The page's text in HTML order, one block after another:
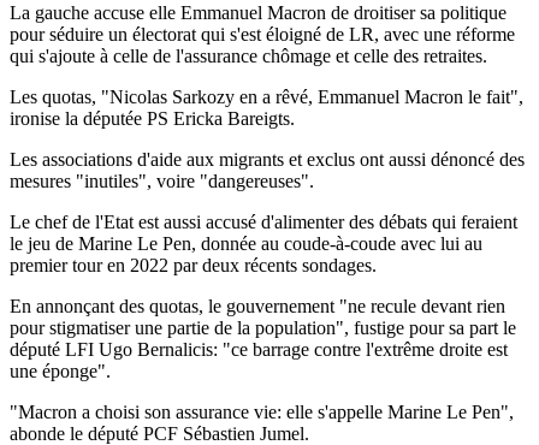
La gauche accuse elle Emmanuel Macron de droitiser sa politique
pour séduire un électorat qui s'est éloigné de LR, avec une réforme
qui s'ajoute à celle de l'assurance chômage et celle des retraites.
Les quotas, "Nicolas Sarkozy en a rêvé, Emmanuel Macron le fait",
ironise la députée PS Ericka Bareigts.
Les associations d'aide aux migrants et exclus ont aussi dénoncé des
mesures "inutiles", voire "dangereuses".
Le chef de l'Etat est aussi accusé d'alimenter des débats qui feraient
le jeu de Marine Le Pen, donnée au coude-à-coude avec lui au
premier tour en 2022 par deux récents sondages.
En annonçant des quotas, le gouvernement "ne recule devant rien
pour stigmatiser une partie de la population", fustige pour sa part le
député LFI Ugo Bernalicis: "ce barrage contre l'extrême droite est
une éponge".
"Macron a choisi son assurance vie: elle s'appelle Marine Le Pen",
abonde le député PCF Sébastien Jumel.